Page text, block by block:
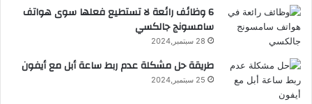
6 وظائف رائعة لا تستطيع فعلها سوى هواتف
سامسونج جالكسي
28 سبتمبر,2024
طريقة حل مشكلة عدم ربط ساعة أبل مع أيفون
25 سبتمبر,2024